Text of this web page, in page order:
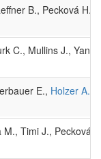
B., Pecková H.,
C., Mullins J.,
E., Holzer A.
M., Timi J., Pecková